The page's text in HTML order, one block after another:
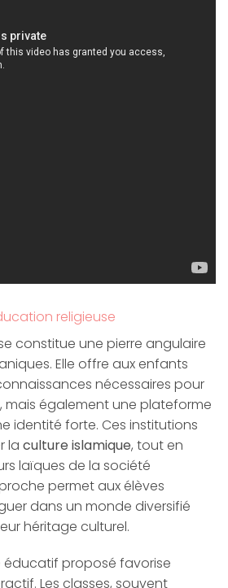
religieuse
constitue une pierre angulaire
Elle offre aux enfants
nécessaires pour
, mais également une plateforme
identité forte. Ces institutions
la culture islamique, tout en
laïques de la société
permet aux élèves
dans un monde diversifié
héritage culturel.
éducatif proposé favorise
Les classes, souvent